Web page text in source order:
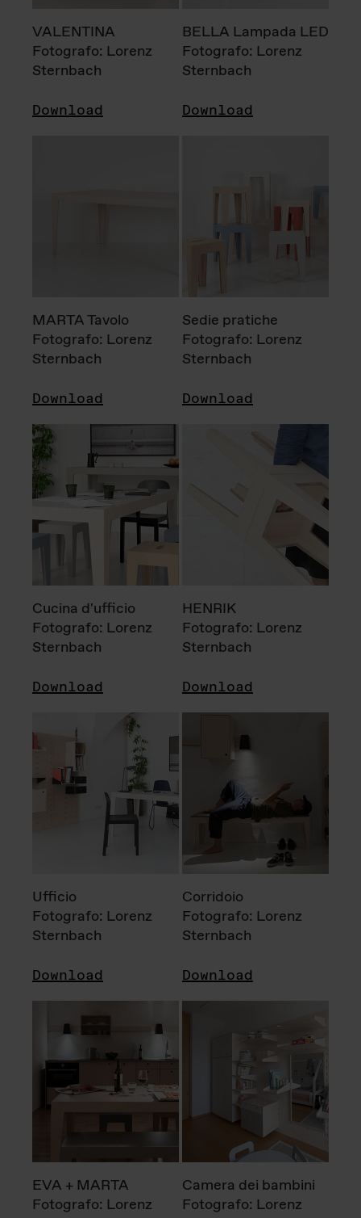
VALENTINA
Fotografo: Lorenz
Sternbach
Download
BELLA Lampada LED
Fotografo: Lorenz
Sternbach
Download
MARTA Tavolo
Fotografo: Lorenz
Sternbach
Download
Sedie pratiche
Fotografo: Lorenz
Sternbach
Download
Cucina d'ufficio
Fotografo: Lorenz
Sternbach
Download
HENRIK
Fotografo: Lorenz
Sternbach
Download
Ufficio
Fotografo: Lorenz
Sternbach
Download
Corridoio
Fotografo: Lorenz
Sternbach
Download
EVA + MARTA
Fotografo: Lorenz
Camera dei bambini
Fotografo: Lorenz